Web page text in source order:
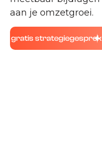
aan je omzetgroei.
gratis strategiegesprek